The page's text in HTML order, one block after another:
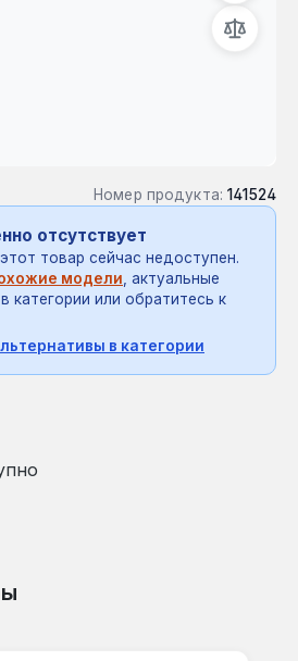
Номер продукта: 141524
отсутствует
товар сейчас недоступен.
модели, актуальные
категории или обратитесь к
в категории